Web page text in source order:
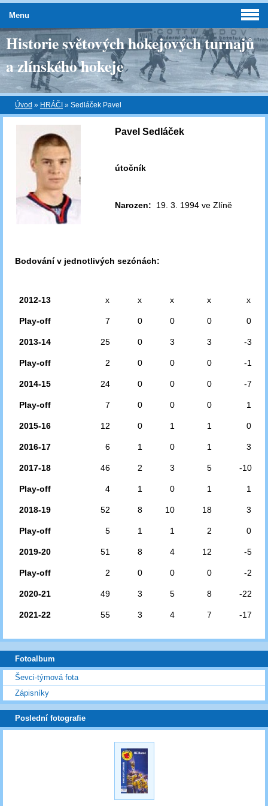
Historie světových hokejových turnajů
a zlínského hokeje
Úvod » HRÁČI » Sedláček Pavel
Pavel Sedláček
útočník
Narozen: 19. 3. 1994 ve Zlíně
Bodování v jednotlivých sezónách:
2012-13 x x x x x
Play-off 7 0 0 0 0
2013-14 25 0 3 3 -3
Play-off 2 0 0 0 -1
2014-15 24 0 0 0 -7
Play-off 7 0 0 0 1
2015-16 12 0 1 1 0
2016-17 6 1 0 1 3
2017-18 46 2 3 5 -10
Play-off 4 1 0 1 1
2018-19 52 8 10 18 3
Play-off 5 1 1 2 0
2019-20 51 8 4 12 -5
Play-off 2 0 0 0 -2
2020-21 49 3 5 8 -22
2021-22 55 3 4 7 -17
Menu
Fotoalbum
Ševci-týmová fota
Zápisníky
Poslední fotografie